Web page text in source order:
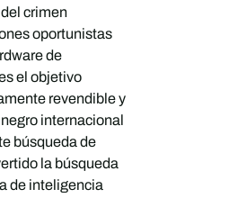
crimen
oportunistas
de
el objetivo
revendible y
internacional
búsqueda de
la búsqueda
de inteligencia